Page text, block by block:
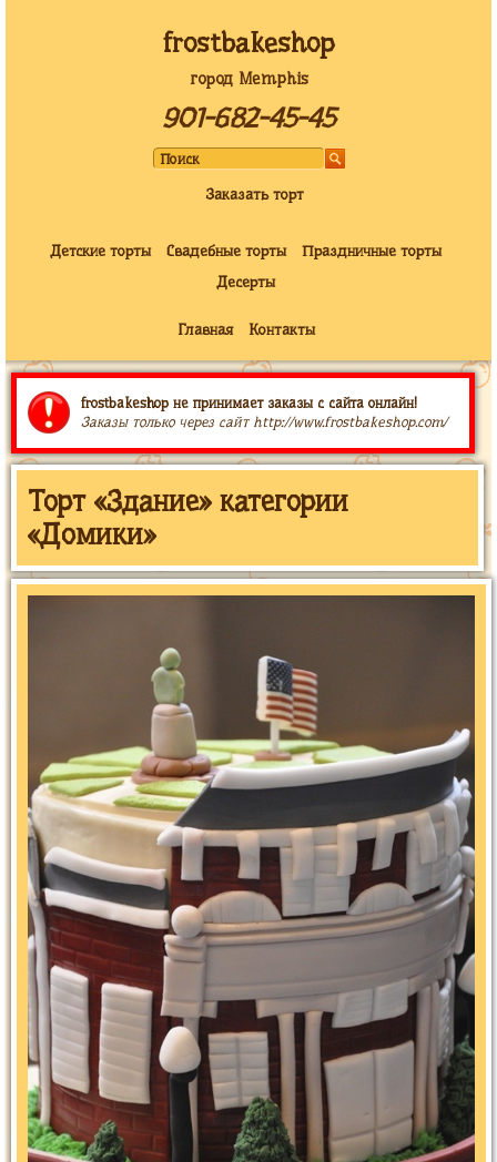
frostbakeshop
город Memphis
901-682-45-45
Заказать торт
Детские торты Свадебные торты
Праздничные торты
Десерты
Главная Контакты
frostbakeshop не принимает заказы с сайта онлайн!
Заказы только через сайт http://www.frostbakeshop.com/
Торт «Здание» категории
«Домики»